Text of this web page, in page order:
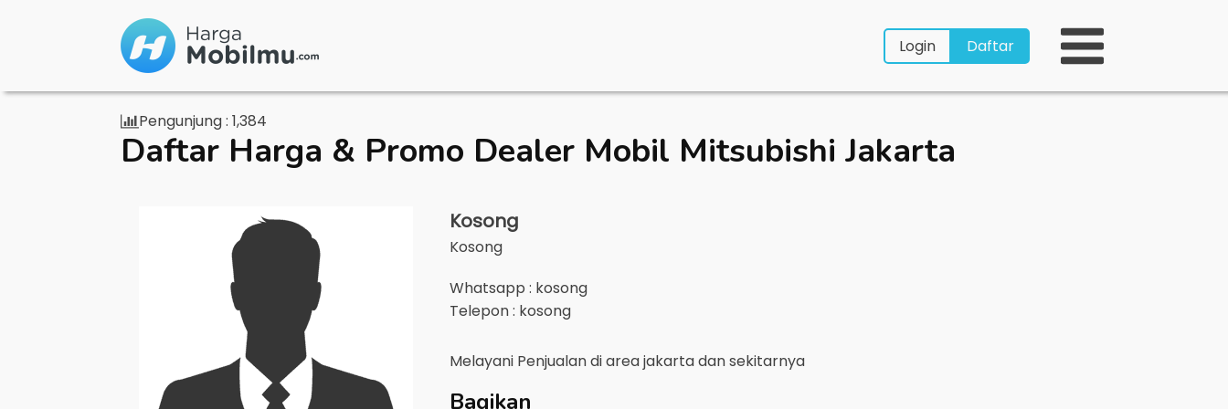
Login Daftar
Pengunjung : 1,384
Daftar Harga & Promo Dealer Mobil Mitsubishi Jakarta
Kosong
Kosong
Whatsapp : kosong
Telepon : kosong
Melayani Penjualan di areajakartadan sekitarnya
Bagikan